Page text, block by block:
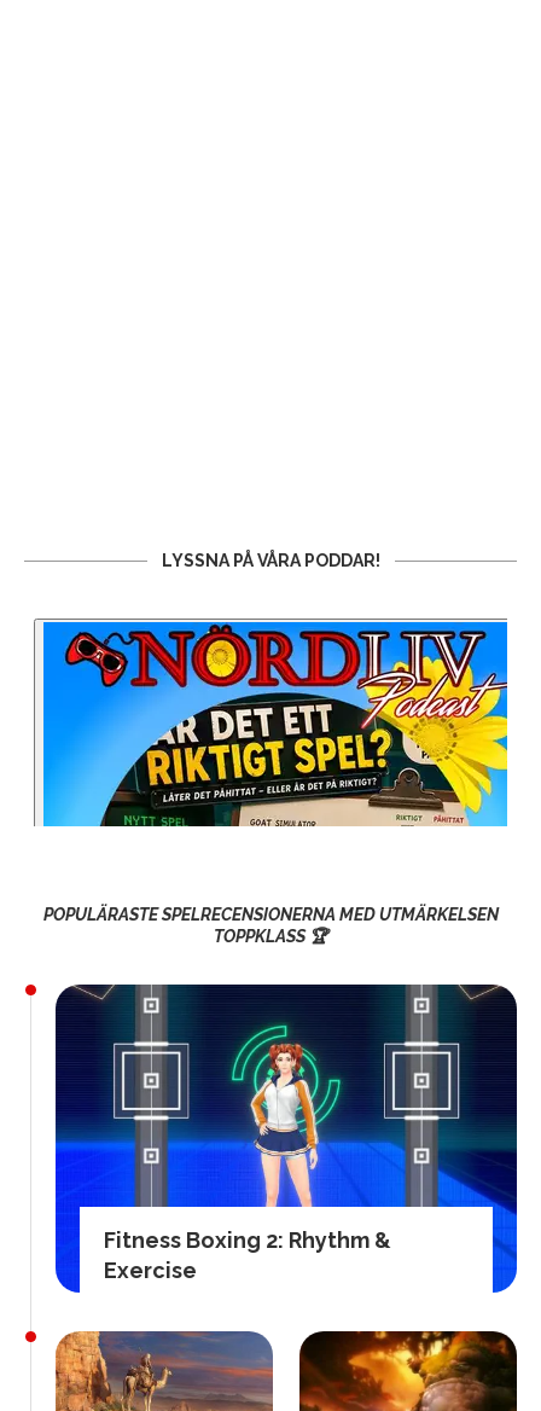
LYSSNA PÅ VÅRA PODDAR!
POPULÄRASTE SPELRECENSIONERNA MED UTMÄRKELSEN
TOPPKLASS 🏆
Fitness Boxing 2: Rhythm &
Exercise